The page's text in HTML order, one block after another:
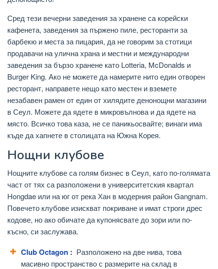
Сред тези вечерни заведения за хранене са корейски
кафенета, заведения за пържено пиле, ресторанти за
барбекю и места за пицария, да не говорим за стотици
продавачи на улична храна и местни и международни
заведения за бързо хранене като Lotteria, McDonalds и
Burger King. Ако не можете да намерите нито един отворен
ресторант, направете нещо като местен и вземете
незабавен рамен от един от хилядите денонощни магазини
в Сеул. Можете да ядете в микровълнова и да ядете на
място. Всичко това каза, не се паникьосвайте; винаги има
къде да хапнете в столицата на Южна Корея.
Нощни клубове
Нощните клубове са голям бизнес в Сеул, като по-голямата
част от тях са разположени в университетския квартал
Hongdae или на юг от река Хан в модерния район Gangnam.
Повечето клубове изискват покриване и имат строги дрес
кодове, но ако обичате да купонясвате до зори или по-
късно, си заслужава.
Club Octagon : Разположено на две нива, това
масивно пространство с размерите на склад в